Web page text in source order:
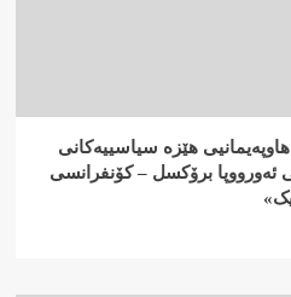
هێزە سیاسییەکانی
ئەورووپا برۆکسل – کۆنفرانسی